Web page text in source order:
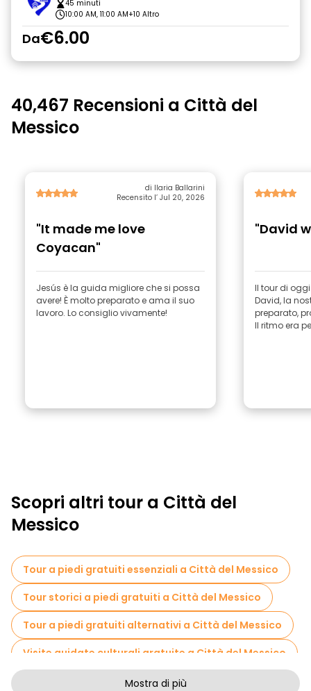
45 minuti
10:00 AM, 11:00 AM+10 Altro
Da€6.00
40,467 Recensioni a Città del
Messico
di Ilaria Ballarini
Recensito l’ Jul 20, 2026
"It made me love
Coyacan"
Jesús è la guida migliore che si possa
avere! È molto preparato e ama il suo
lavoro. Lo consiglio vivamente!
"David
Il tour di
David, la
preparato,
Il ritmo era
Scopri altri tour a Città del
Messico
Tour a piedi gratuiti essenziali a Città del Messico
Tour storici a piedi gratuiti a Città del Messico
Tour a piedi gratuiti alternativi a Città del Messico
Visite guidate culturali gratuite a Città del Messico
Tour a piedi senza arte a Città del Messico
Mostra di più